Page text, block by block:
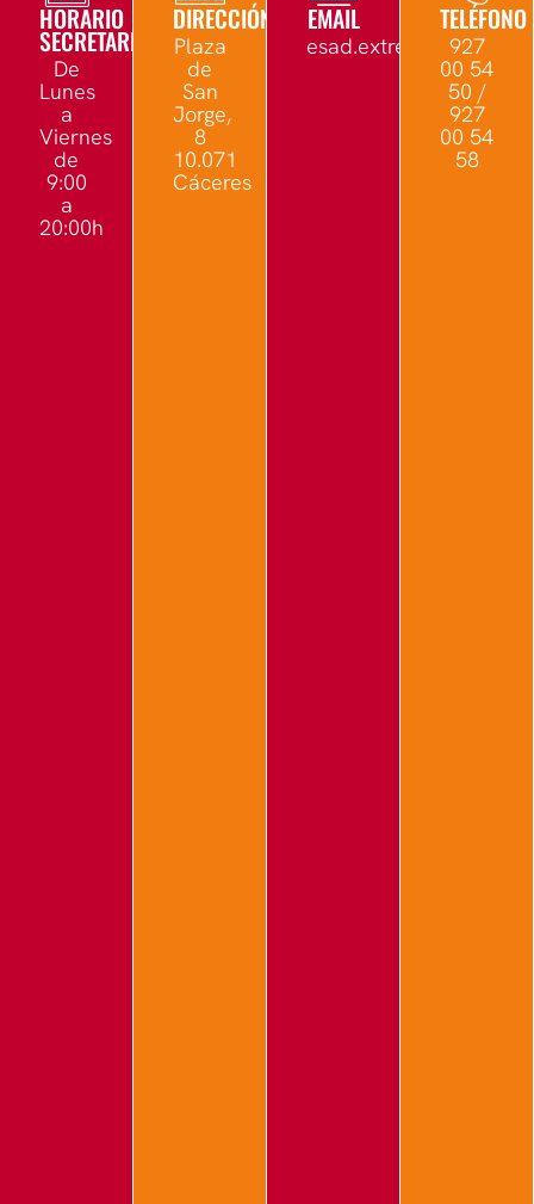
HORARIO
SECRETARÍA
De
Lunes
a
Viernes
de
9:00
a
20:00h
DIRECCIÓN
Plaza
de
San
Jorge,
8
10.071
Cáceres
EMAIL TELÉFONO
927
00 54
50 /
927
00 54
58